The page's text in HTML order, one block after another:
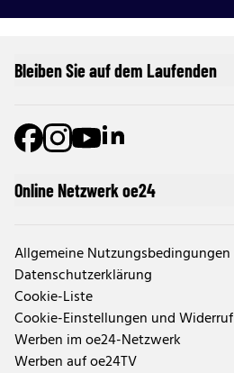
Online Netzwerk oe24
Allgemeine Nutzungsbedingungen
Datenschutzerklärung
Cookie-Liste
Cookie-Einstellungen und Widerruf
Werben im oe24-Netzwerk
Werben auf oe24TV
Bleiben Sie auf dem Laufenden